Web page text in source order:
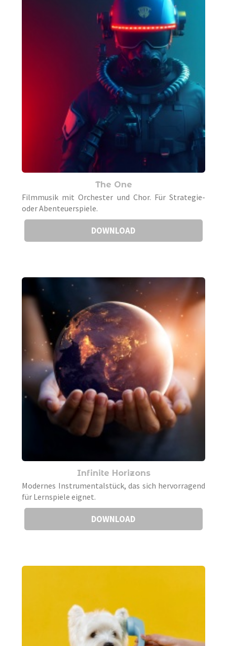
The One
Filmmusik mit Orchester und Chor. Für Strategie-
oder Abenteuerspiele.
DOWNLOAD
Infinite Horizons
Modernes Instrumentalstück, das sich hervorragend
für Lernspiele eignet.
DOWNLOAD